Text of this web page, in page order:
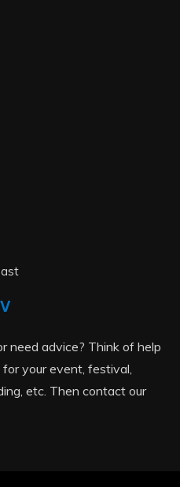
need advice? Think of help
your event, festival,
etc. Then contact our